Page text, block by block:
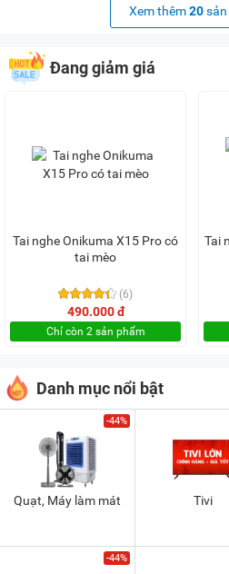
Xem thêm20
Đang giảm giá
Tai nghe Onikuma X15 Pro có
tai mèo
(6)
490.000 đ
Chỉ còn 2 sản phẩm
Tai
Danh mục nổi bật
-44%
Quạt, Máy làm mát Tivi
-44%